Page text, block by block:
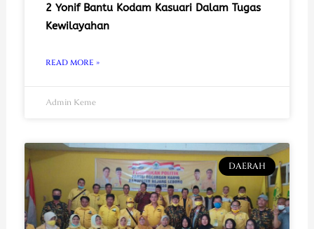
2 Yonif Bantu Kodam Kasuari Dalam Tugas
Kewilayahan
READ MORE »
Admin Keme
DAERAH